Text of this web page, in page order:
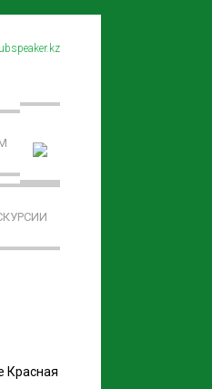
Красная